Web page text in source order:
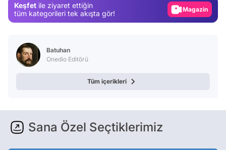
Keşfet ile ziyaret ettiğin
tüm kategorileri tek akışta gör!
Magazin
Batuhan
Onedio Editörü
Tüm içerikleri
Sana Özel Seçtiklerimiz